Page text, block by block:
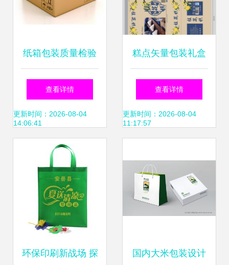
纸箱包装质量检验
标准 提升外贸包装
服务的可靠性
查看详情
更新时间：2026-08-04
14:06:41
糕点矢量包装礼盒
设计——精致与品
味的视觉盛宴
查看详情
更新时间：2026-08-04
11:17:57
环保印刷新战场 探 国内大米包装设计